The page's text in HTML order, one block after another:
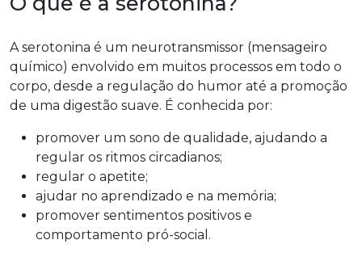
A serotonina é um neurotransmissor (mensageiro
químico) envolvido em muitos processos em todo o
corpo, desde a regulação do humor até a promoção
de uma digestão suave. É conhecida por:
promover um sono de qualidade, ajudando a
regular os ritmos circadianos;
regular o apetite;
ajudar no aprendizado e na memória;
promover sentimentos positivos e
comportamento pró-social.